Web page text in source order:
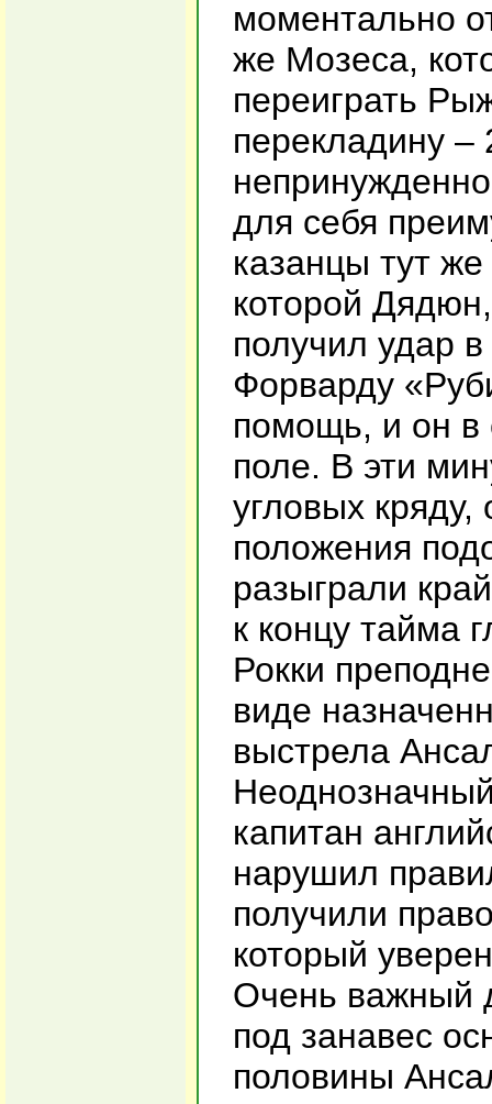
моментально
же Мозеса,
переиграть
перекладину –
для себя
казанцы тут
которой
получил удар
Форварду
помощь, и он в
поле. В эти
угловых
положения
разыграли
к концу тайма
Рокки
виде
выстрела
капитан
нарушил
получили
который
Очень важный
под занавес
половины